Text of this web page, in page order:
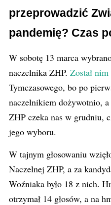
przeprowadzić
pandemię? Czas
W sobotę 13 marca
naczelnika ZHP. Został
Tymczasowego, bo po
naczelnikiem dożywotnio,
ZHP czeka nas w grudniu,
jego wyboru.
W tajnym głosowaniu
Naczelnej ZHP, a za
Woźniaka było 18 z nich.
otrzymał 14 głosów, a na